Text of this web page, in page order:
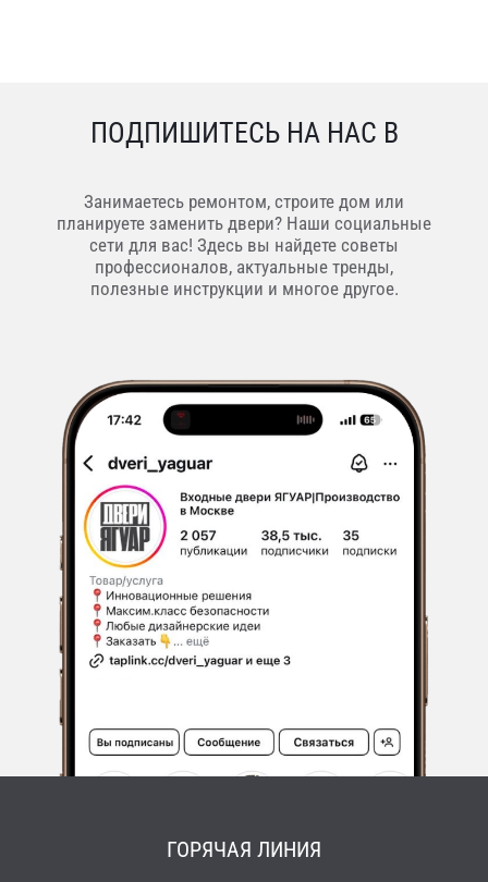
ПОДПИШИТЕСЬ НА НАС В
Занимаетесь ремонтом, строите дом или
планируете заменить двери? Наши социальные
сети для вас! Здесь вы найдете советы
профессионалов, актуальные тренды,
полезные инструкции и многое другое.
ГОРЯЧАЯ ЛИНИЯ